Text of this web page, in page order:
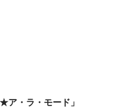
ア・ラ・モード」